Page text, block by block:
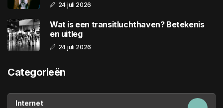
24 juli 2026
Wat is een transitluchthaven? Betekenis
en uitleg
24 juli 2026
Categorieën
Internet